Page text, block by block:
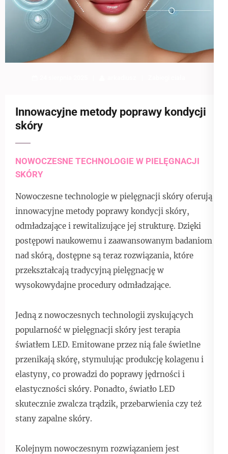
Innowacyjne metody poprawy kondycji
skóry
NOWOCZESNE TECHNOLOGIE W PIELĘGNACJI
SKÓRY
Nowoczesne technologie w pielęgnacji skóry oferują
innowacyjne metody poprawy kondycji skóry,
odmładzające i rewitalizujące jej strukturę. Dzięki
postępowi naukowemu i zaawansowanym badaniom
nad skórą, dostępne są teraz rozwiązania, które
przekształcają tradycyjną pielęgnację w
wysokowydajne procedury odmładzające.
Jedną z nowoczesnych technologii zyskujących
popularność w pielęgnacji skóry jest terapia
światłem LED. Emitowane przez nią fale świetlne
przenikają skórę, stymulując produkcję kolagenu i
elastyny, co prowadzi do poprawy jędrności i
elastyczności skóry. Ponadto, światło LED
skutecznie zwalcza trądzik, przebarwienia czy też
stany zapalne skóry.
Kolejnym nowoczesnym rozwiązaniem jest